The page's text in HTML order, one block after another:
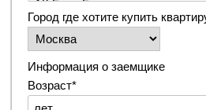
Город где хотите купить
Информация о заемщике
Возраст*